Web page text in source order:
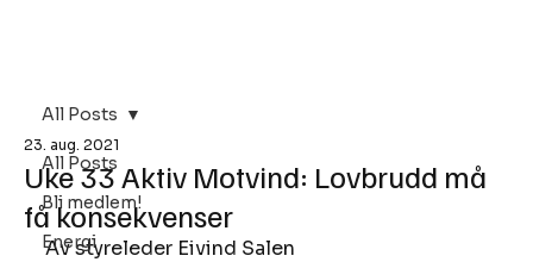
All Posts
Bli medlem!
Energi
All Posts
Uke 33 Aktiv Motvind: Lovbrudd må
få konsekvenser
23. aug. 2021
Av styreleder Eivind Salen